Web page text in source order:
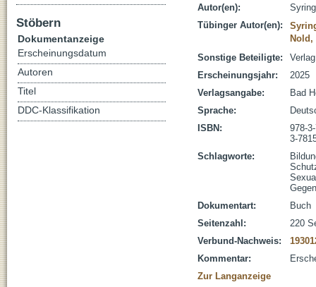
Autor(en):
Tübinger Autor(en):
Nold,
Sonstige Beteiligte:
Erscheinungsjahr:
2025
Verlagsangabe:
Bad
Sprache:
ISBN:
978-
3-
Schlagworte:
Dokumentart:
Buch
Seitenzahl:
220
Verbund-Nachweis:
Kommentar:
Zur Langanzeige
Stöbern
Dokumentanzeige
Erscheinungsdatum
Autoren
Titel
DDC-Klassifikation